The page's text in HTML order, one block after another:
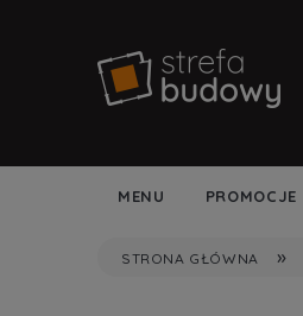
MENU PROMOCJE
STRONA GŁÓWNA »